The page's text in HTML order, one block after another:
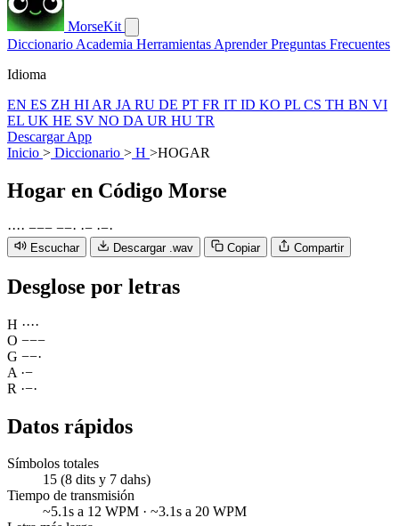
MorseKit
Diccionario Academia Herramientas AprenderPreguntas Frecuentes
Idioma
EN ES ZH HI AR JA RU DE PT FR IT ID KO PL CS TH BN VI
EL UK HE SV NO DA UR HU TR
Descargar App
Inicio > Diccionario > H >HOGAR
Hogar en Código Morse
···· −−− −−· ·− ·−·
Escuchar Descargar .wav Copiar Compartir
Desglose por letras
H ····
O −−−
G −−·
A ·−
R ·−·
Datos rápidos
Símbolos totales
15 (8 dits y 7 dahs)
Tiempo de transmisión
~5.1s a 12 WPM · ~3.1s a 20 WPM